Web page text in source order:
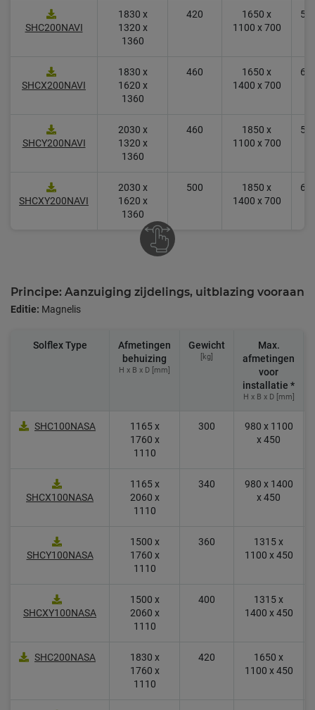
SHC200NAVI
1830 x
1320 x
1360
420
1650 x
1100 x 700
SHCX200NAVI
1830 x
1620 x
1360
460
1650 x
1400 x 700
SHCY200NAVI
2030 x
1320 x
1360
460
1850 x
1100 x 700
SHCXY200NAVI
2030 x
1620 x
1360
500
1850 x
1400 x 700
Principe: Aanzuiging zijdelings, uitblazing vooraan
Editie: Magnelis
Solflex Type
Afmetingen
behuizing
H x B x D [mm]
Gewicht
[kg]
Max.
afmetingen
voor
installatie *
H x B x D [mm]
SHC100NASA
1165 x
1760 x
1110
300
980 x 1100
x 450
SHCX100NASA
1165 x
2060 x
1110
340
980 x 1400
x 450
SHCY100NASA
1500 x
1760 x
1110
360
1315 x
1100 x 450
SHCXY100NASA
1500 x
2060 x
1110
400
1315 x
1400 x 450
SHC200NASA
1830 x
1760 x
1110
420
1650 x
1100 x 450